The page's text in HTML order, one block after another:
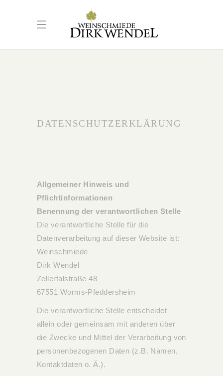
DATENSCHUTZERKLÄRUNG
Allgemeiner Hinweis und
Pflichtinformationen
Benennung der verantwortlichen Stelle
Die verantwortliche Stelle für die
Datenverarbeitung auf dieser Website ist:
Weinschmiede
Dirk Wendel
Zellertalstraße 48
67551 Worms-Pfeddersheim
Die verantwortliche Stelle entscheidet
allein oder gemeinsam mit anderen über
die Zwecke und Mittel der Verarbeitung von
personenbezogenen Daten (z.B. Namen,
Kontaktdaten o. Ä.).